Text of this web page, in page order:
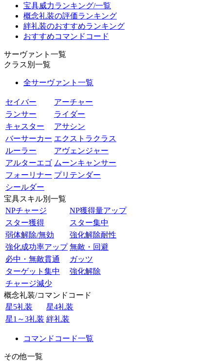
宝具威力ランキング/一覧
概念礼装の評価ランキング
絆礼装のおすすめランキング
おすすめコマンドコード
サーヴァント一覧
クラス別一覧
全サーヴァント一覧
セイバー
アーチャー
ランサー
ライダー
キャスター
アサシン
バーサーカー エクストラクラス
ルーラー
アヴェンジャー
アルターエゴ ムーンキャンサー
フォーリナー プリテンダー
シールダー
宝具スキル別一覧
NPチャージ
NP獲得量アップ
スター獲得
スター集中
弱体解除/無効
強化解除耐性
強化成功率アップ 無敵・回避
必中・無敵貫通
ガッツ
ターゲット集中
強化解除
チャージ減少
概念礼装/コマンドコード
星5礼装
星4礼装
星1～3礼装 絆礼装
コマンドコード一覧
その他一覧